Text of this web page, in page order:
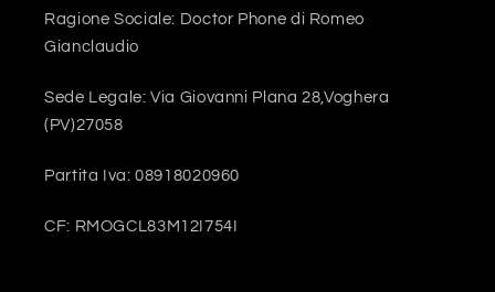
Ragione Sociale: Doctor Phone di Romeo
Gianclaudio
Sede Legale: Via Giovanni Plana 28,Voghera
(PV)27058
Partita Iva: 08918020960
CF: RMOGCL83M12I754I